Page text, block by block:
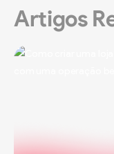
Artigos